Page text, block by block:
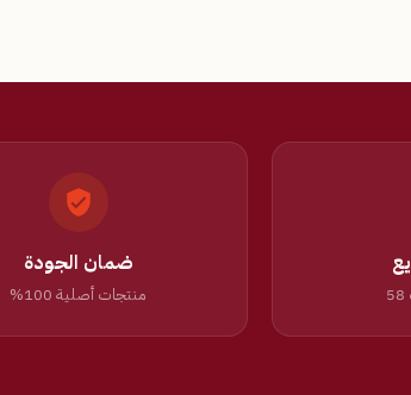
ضمان الجودة
منتجات أصلية 100%